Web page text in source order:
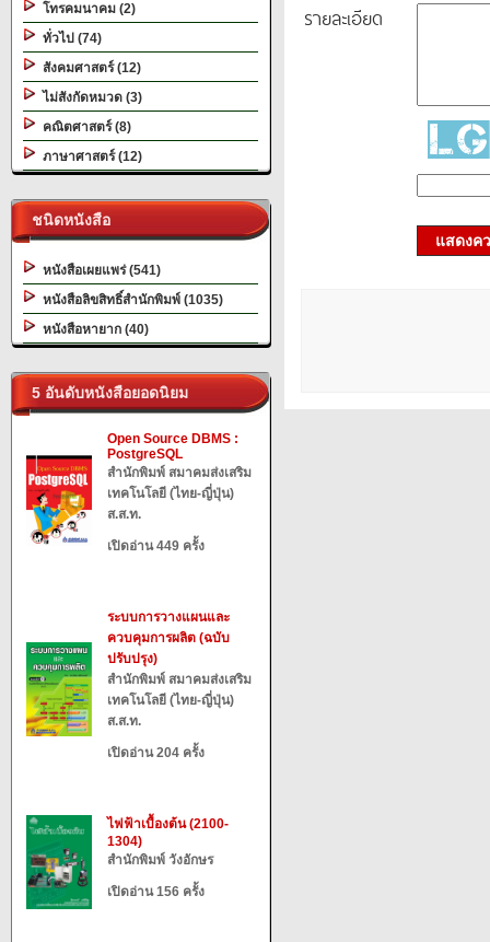
โทรคมนาคม (2)
ทั่วไป (74)
สังคมศาสตร์ (12)
ไม่สังกัดหมวด (3)
คณิตศาสตร์ (8)
ภาษาศาสตร์ (12)
ชนิดหนังสือ
หนังสือเผยแพร่ (541)
หนังสือลิขสิทธิ์สำนักพิมพ์ (1035)
หนังสือหายาก (40)
5 อันดับหนังสือยอดนิยม
Open Source DBMS :
PostgreSQL
สำนักพิมพ์ สมาคมส่งเสริม
เทคโนโลยี (ไทย-ญี่ปุ่น)
ส.ส.ท.
เปิดอ่าน 449 ครั้ง
ระบบการวางแผนและ
ควบคุมการผลิต (ฉบับ
ปรับปรุง)
สำนักพิมพ์ สมาคมส่งเสริม
เทคโนโลยี (ไทย-ญี่ปุ่น)
ส.ส.ท.
เปิดอ่าน 204 ครั้ง
ไฟฟ้าเบื้องต้น (2100-
1304)
สำนักพิมพ์ วังอักษร
เปิดอ่าน 156 ครั้ง
รายละเอียด
แสดงค